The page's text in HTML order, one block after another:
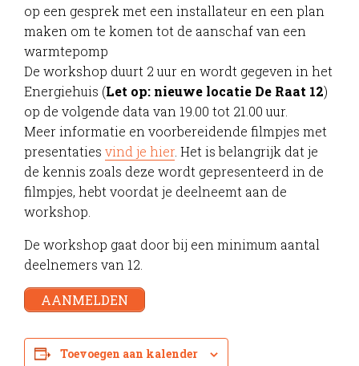
op een gesprek met een installateur en een plan
maken om te komen tot de aanschaf van een
warmtepomp
De workshop duurt 2 uur en wordt gegeven in het
Energiehuis (Let op: nieuwe locatie De Raat 12)
op de volgende data van 19.00 tot 21.00 uur.
Meer informatie en voorbereidende filmpjes met
presentaties vind je hier. Het is belangrijk dat je
de kennis zoals deze wordt gepresenteerd in de
filmpjes, hebt voordat je deelneemt aan de
workshop.
De workshop gaat door bij een minimum aantal
deelnemers van 12.
AANMELDEN
Toevoegen aan kalender